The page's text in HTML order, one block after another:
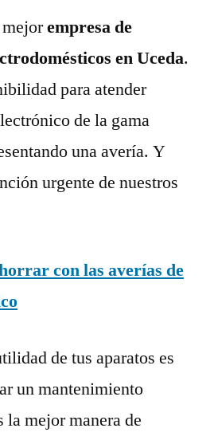
empresa de
en Uceda.
para atender
de la gama
una avería. Y
urgente de nuestros
con las averías de
de tus aparatos es
un mantenimiento
la mejor manera de